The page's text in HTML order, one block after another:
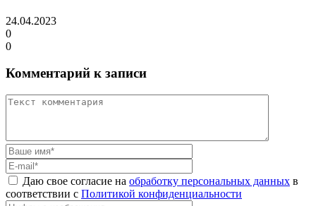
24.04.2023
0
0
Комментарий к записи
Даю свое согласие на обработку персональных данных в
соответствии с Политикой конфиденциальности